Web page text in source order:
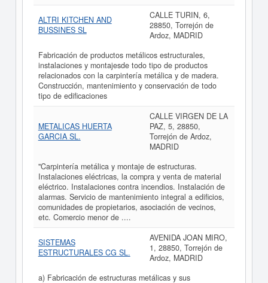
ALTRI KITCHEN AND
BUSSINES SL
CALLE TURIN, 6,
28850, Torrejón de
Ardoz, MADRID
Fabricación de productos metálicos estructurales,
instalaciones y montajesde todo tipo de productos
relacionados con la carpintería metálica y de madera.
Construcción, mantenimiento y conservación de todo
tipo de edificaciones
METALICAS HUERTA
GARCIA SL.
CALLE VIRGEN DE LA
PAZ, 5, 28850,
Torrejón de Ardoz,
MADRID
"Carpintería metálica y montaje de estructuras.
Instalaciones eléctricas, la compra y venta de material
eléctrico. Instalaciones contra incendios. Instalación de
alarmas. Servicio de mantenimiento integral a edificios,
comunidades de propietarios, asociación de vecinos,
etc. Comercio menor de ....
SISTEMAS
ESTRUCTURALES CG SL.
AVENIDA JOAN MIRO,
1, 28850, Torrejón de
Ardoz, MADRID
a) Fabricación de estructuras metálicas y sus